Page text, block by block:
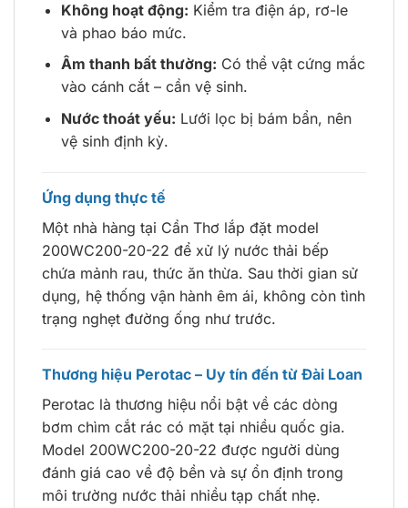
Không hoạt động: Kiểm tra điện áp, rơ-le
và phao báo mức.
Âm thanh bất thường: Có thể vật cứng mắc
vào cánh cắt – cần vệ sinh.
Nước thoát yếu: Lưới lọc bị bám bẩn, nên
vệ sinh định kỳ.
Ứng dụng thực tế
Một nhà hàng tại Cần Thơ lắp đặt model
200WC200-20-22 để xử lý nước thải bếp
chứa mảnh rau, thức ăn thừa. Sau thời gian sử
dụng, hệ thống vận hành êm ái, không còn tình
trạng nghẹt đường ống như trước.
Thương hiệu Perotac – Uy tín đến từ Đài Loan
Perotac là thương hiệu nổi bật về các dòng
bơm chìm cắt rác có mặt tại nhiều quốc gia.
Model 200WC200-20-22 được người dùng
đánh giá cao về độ bền và sự ổn định trong
môi trường nước thải nhiều tạp chất nhẹ.